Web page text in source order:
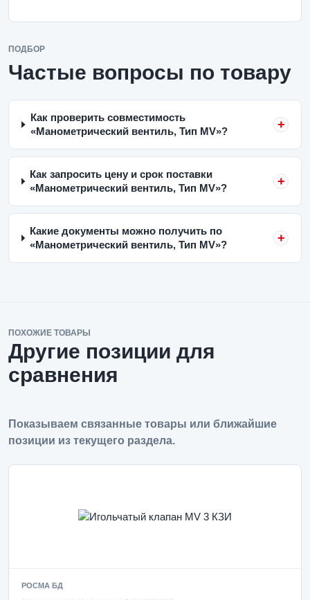
ПОДБОР
Частые вопросы по товару
Как проверить совместимость
«Манометрический вентиль, Тип MV»?
Как запросить цену и срок поставки
«Манометрический вентиль, Тип MV»?
Какие документы можно получить по
«Манометрический вентиль, Тип MV»?
ПОХОЖИЕ ТОВАРЫ
Другие позиции для
сравнения
Показываем связанные товары или ближайшие
позиции из текущего раздела.
РОСМА БД